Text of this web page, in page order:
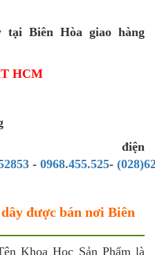
tại Biên Hòa giao hàng
HCM
- 0968.455.525-
được bán nơi Biên
Khoa Học Sản Phẩm là